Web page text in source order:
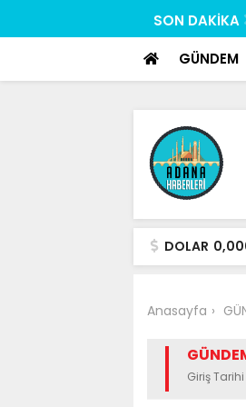
google-site-verification:
SON DAKİKA
karşı mücadelenin startı
GÜNDEM
DOLAR
Anasayfa
Giriş